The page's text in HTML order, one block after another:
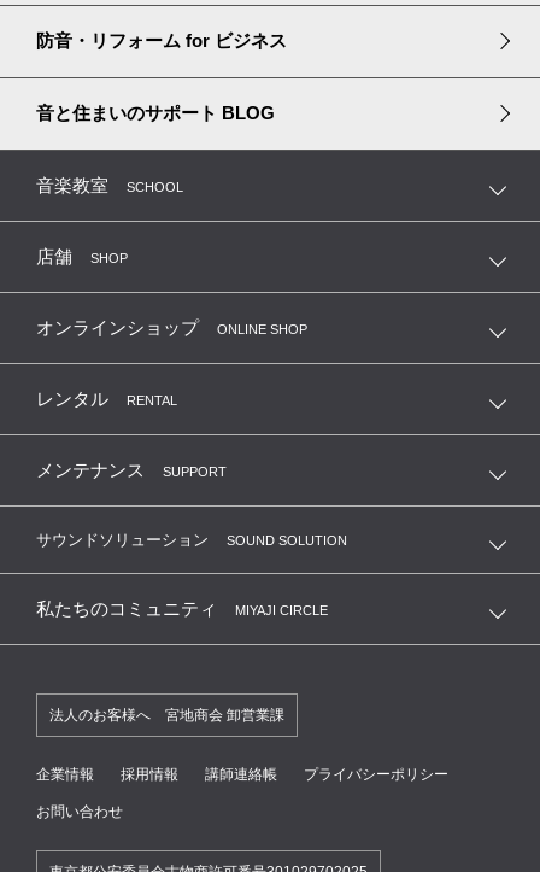
防音・リフォーム for ビジネス
音と住まいのサポート BLOG
音楽教室 SCHOOL
店舗 SHOP
オンラインショップ ONLINE SHOP
レンタル RENTAL
メンテナンス SUPPORT
サウンドソリューション SOUND SOLUTION
私たちのコミュニティ MIYAJI CIRCLE
法人のお客様へ 宮地商会 卸営業課
企業情報 採用情報 講師連絡帳 プライバシーポリシー
お問い合わせ